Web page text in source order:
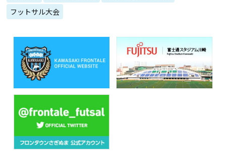
フットサル大会